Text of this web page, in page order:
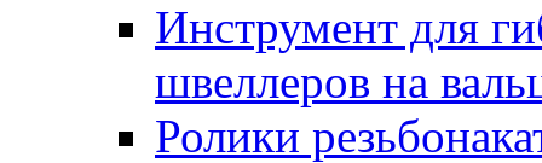
Инструмент для
швеллеров на
Ролики